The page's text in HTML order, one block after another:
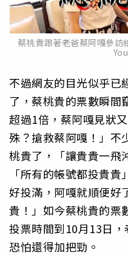
蔡桃貴跟著老爸蔡阿嘎參
不過網友的目光似乎已
了，蔡桃貴的票數瞬間
超過1倍，蔡阿嘎見狀
殊？搶救蔡阿嘎！」不
桃貴了，「讓貴貴一飛
「所有的帳號都投貴
好投滿，阿嘎就順便好
貴！」如今蔡桃貴的票
投票時間到10月13日，
恐怕還得加把勁。